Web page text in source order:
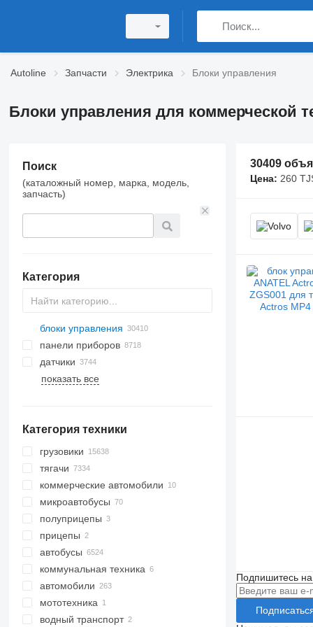
Autoline Запчасти Электрика Блоки управления
Блоки управления для коммерческой
Поиск
(каталожный номер, марка, модель,
запчасть)
Категория
блоки управления
панели приборов
датчики
показать все
Категория техники
грузовики
тягачи
коммерческие автомобили
микроавтобусы
полуприцепы
прицепы
автобусы
коммунальная техника
дорожно-уборочная техника
пескоразбрасыватели
уборочные машины
коммунальные машины
мусоровозы
автомобили
мототехника
водный транспорт
30409
Цена: 260
Подпишитесь